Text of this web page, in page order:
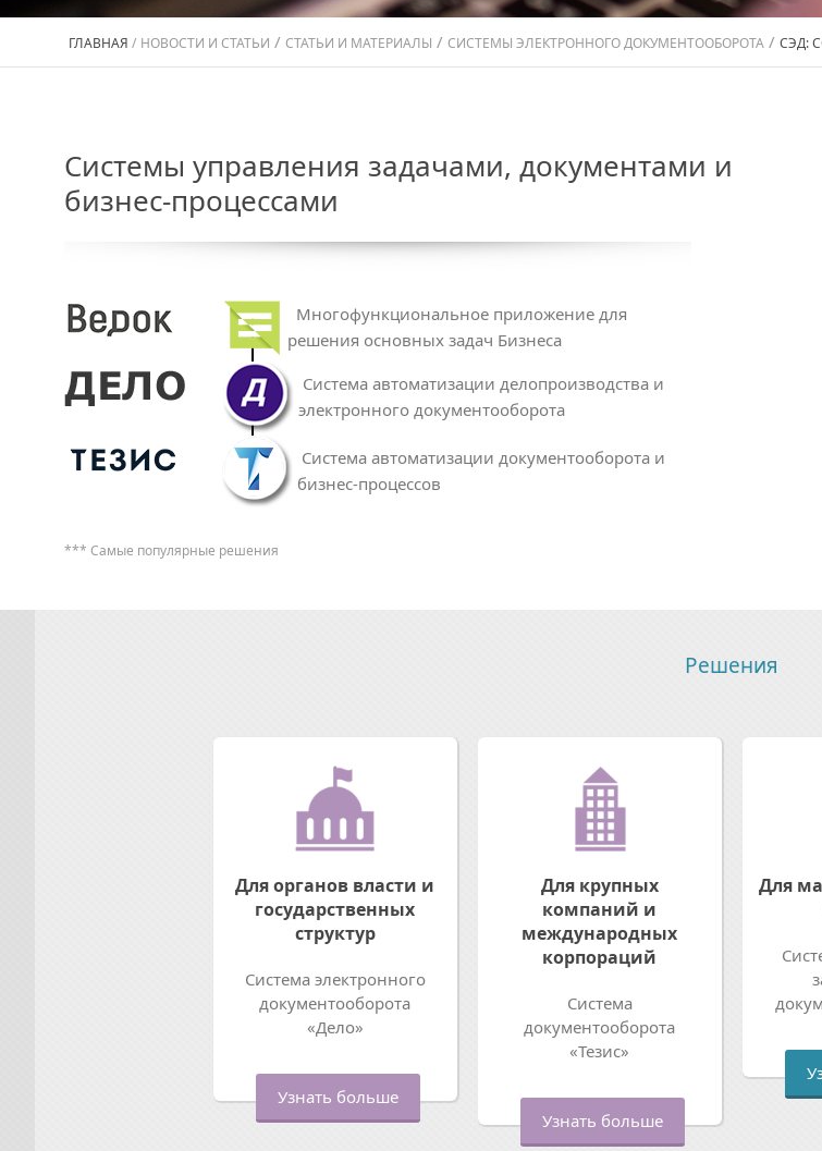
ГЛАВНАЯ / НОВОСТИ И СТАТЬИ / СТАТЬИ И МАТЕРИАЛЫ / СИСТЕМЫ ЭЛЕКТРОННОГО ДОКУМЕНТООБОРОТА / СЭД:
Системы управления задачами, документами и
бизнес-процессами
Многофункциональное приложение для
решения основных задач Бизнеса
Система автоматизации делопроизводства и
электронного документооборота
Система автоматизации документооборота и
бизнес-процессов
*** Самые популярные решения
Решения
Для органов власти и
государственных
структур
Система электронного
документооборота
«Дело»
Узнать больше
Для крупных
компаний и
международных
корпораций
Система
документооборота
«Тезис»
Узнать больше
Для